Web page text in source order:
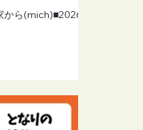
から(mich)■2026年